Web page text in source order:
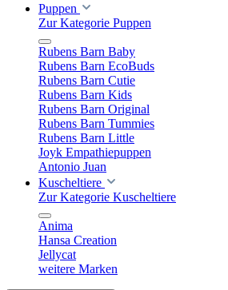
Puppen
Zur Kategorie Puppen
Rubens Barn Baby
Rubens Barn EcoBuds
Rubens Barn Cutie
Rubens Barn Kids
Rubens Barn Original
Rubens Barn Tummies
Rubens Barn Little
Joyk Empathiepuppen
Antonio Juan
Kuscheltiere
Zur Kategorie Kuscheltiere
Anima
Hansa Creation
Jellycat
weitere Marken